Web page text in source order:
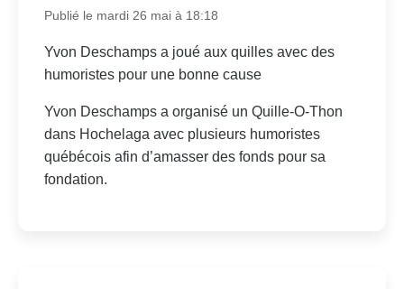
Publié le mardi 26 mai à 18:18
Yvon Deschamps a joué aux quilles avec des
humoristes pour une bonne cause
Yvon Deschamps a organisé un Quille-O-Thon
dans Hochelaga avec plusieurs humoristes
québécois afin d’amasser des fonds pour sa
fondation.